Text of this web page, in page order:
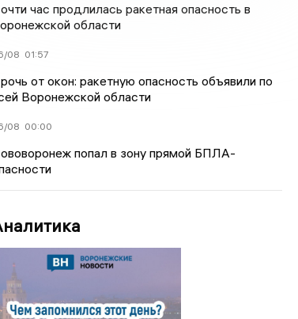
час продлилась ракетная опасность в
области
08 01:57
от окон: ракетную опасность объявили по
Воронежской области
08 00:00
попал в зону прямой БПЛА-